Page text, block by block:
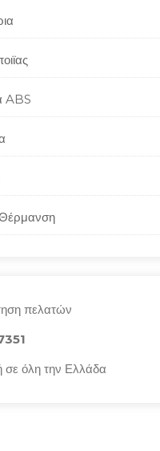
ABS
πελατών
σε όλη την Ελλάδα